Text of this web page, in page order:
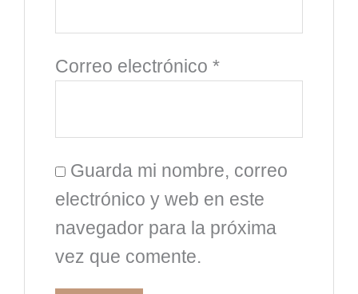
Correo electrónico*
Guarda mi nombre, correo
electrónico y web en este
navegador para la próxima
vez que comente.